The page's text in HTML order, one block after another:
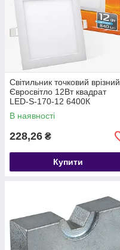
Світильник точковий врізний
Євросвітло 12Вт квадрат
LED-S-170-12 6400К
В наявності
228,26 ₴
Купити